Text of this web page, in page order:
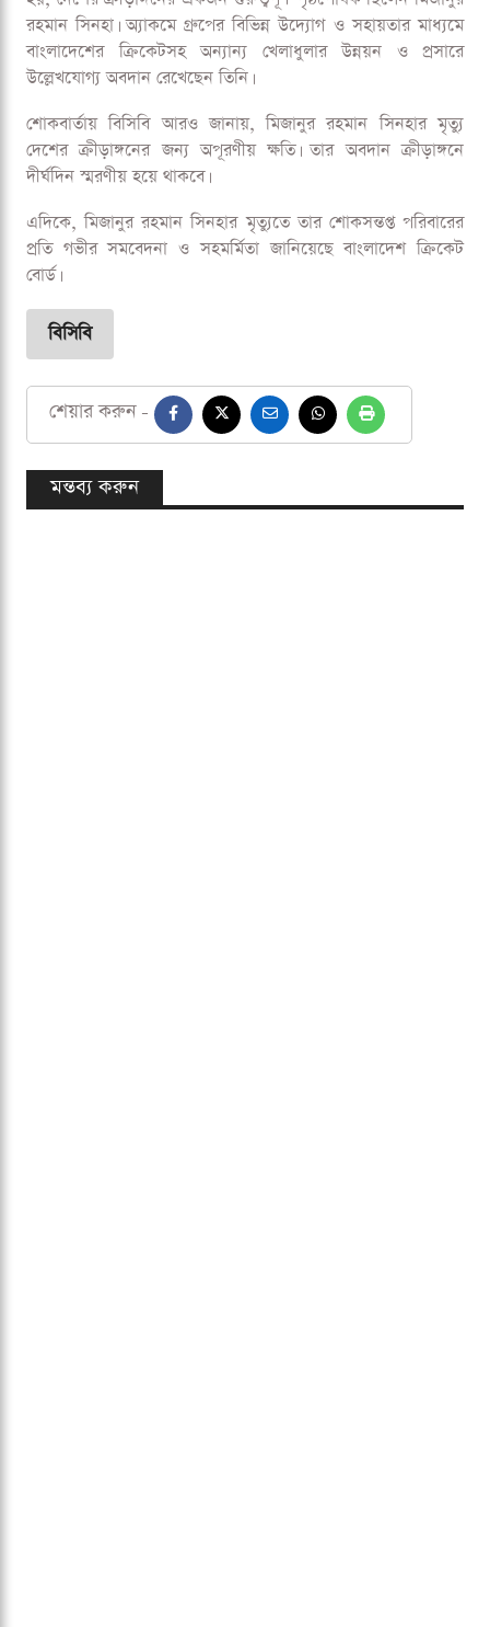
রহমান সিনহা। অ্যাকমে গ্রুপের বিভিন্ন উদ্যোগ ও সহায়তার মাধ্যমে
বাংলাদেশের ক্রিকেটসহ অন্যান্য খেলাধুলার উন্নয়ন ও প্রসারে
উল্লেখযোগ্য অবদান রেখেছেন তিনি।
শোকবার্তায় বিসিবি আরও জানায়, মিজানুর রহমান সিনহার মৃত্যু
দেশের ক্রীড়াঙ্গনের জন্য অপূরণীয় ক্ষতি। তার অবদান ক্রীড়াঙ্গনে
দীর্ঘদিন স্মরণীয় হয়ে থাকবে।
এদিকে, মিজানুর রহমান সিনহার মৃত্যুতে তার শোকসন্তপ্ত পরিবারের
প্রতি গভীর সমবেদনা ও সহমর্মিতা জানিয়েছে বাংলাদেশ ক্রিকেট
বোর্ড।
বিসিবি
শেয়ার করুন -
মন্তব্য করুন